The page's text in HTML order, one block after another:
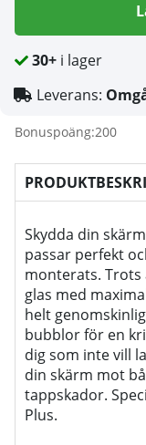
30+ i lager
Leverans:
Bonuspoäng:200
Skydda din
passar perfekt
monterats. Trots
glas med
helt
bubblor för en
dig som inte vill
din skärm mot
tappskador.
Plus.